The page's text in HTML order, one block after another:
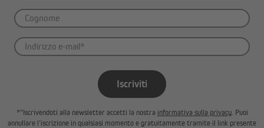
Iscriviti
*"Iscrivendoti alla newsletter accetti la nostra informativa sulla privacy. Puoi
annullare l’iscrizione in qualsiasi momento e gratuitamente tramite il link presente